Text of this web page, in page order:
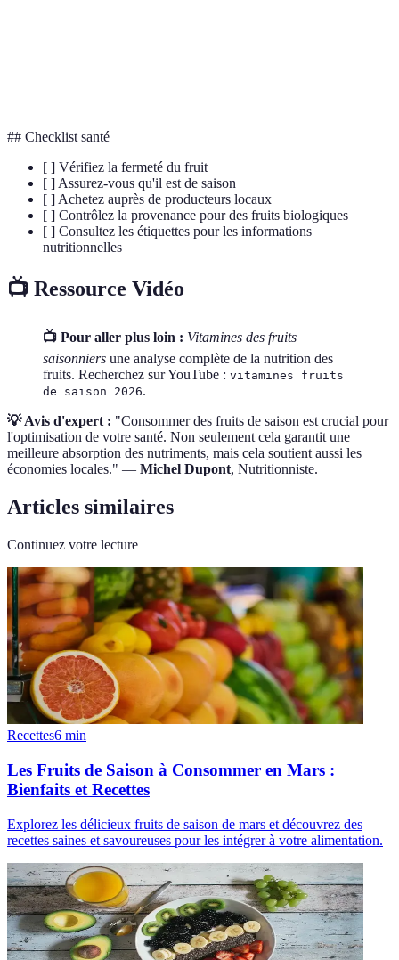
## Checklist santé
[ ] Vérifiez la fermeté du fruit
[ ] Assurez-vous qu'il est de saison
[ ] Achetez auprès de producteurs locaux
[ ] Contrôlez la provenance pour des fruits biologiques
[ ] Consultez les étiquettes pour les informations
nutritionnelles
📺 Ressource Vidéo
📺 Pour aller plus loin : Vitamines des fruits
saisonniers une analyse complète de la nutrition des
fruits. Recherchez sur YouTube : vitamines fruits
de saison 2026.
💡 Avis d'expert : "Consommer des fruits de saison est crucial pour
l'optimisation de votre santé. Non seulement cela garantit une
meilleure absorption des nutriments, mais cela soutient aussi les
économies locales." — Michel Dupont, Nutritionniste.
Articles similaires
Continuez votre lecture
Recettes6 min
Les Fruits de Saison à Consommer en Mars :
Bienfaits et Recettes
Explorez les délicieux fruits de saison de mars et découvrez des
recettes saines et savoureuses pour les intégrer à votre alimentation.